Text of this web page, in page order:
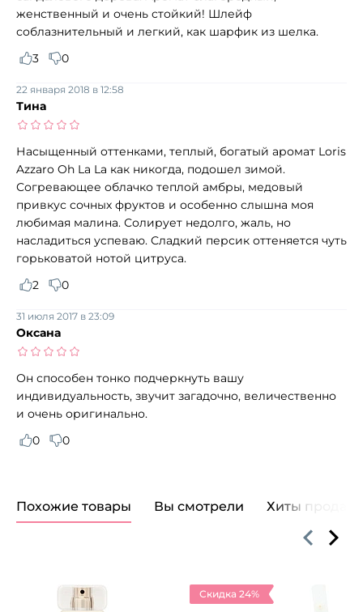
женственный и очень стойкий! Шлейф
соблазнительный и легкий, как шарфик из шелка.
3
0
Тина
22 января 2018 в 12:58
Насыщенный оттенками, теплый, богатый аромат Loris
Azzaro Oh La La как никогда, подошел зимой.
Согревающее облачко теплой амбры, медовый
привкус сочных фруктов и особенно слышна моя
любимая малина. Солирует недолго, жаль, но
насладиться успеваю. Сладкий персик оттеняется чуть
горьковатой нотой цитруса.
2
0
Оксана
31 июля 2017 в 23:09
Он способен тонко подчеркнуть вашу
индивидуальность, звучит загадочно, величественно
и очень оригинально.
0
0
Похожие товары Вы смотрели Хиты продаж
Скидка 24%